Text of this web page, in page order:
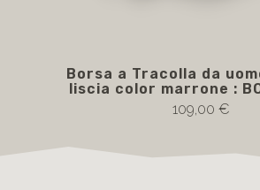
Borsa a Tracolla da
liscia color marrone :
109,00 €